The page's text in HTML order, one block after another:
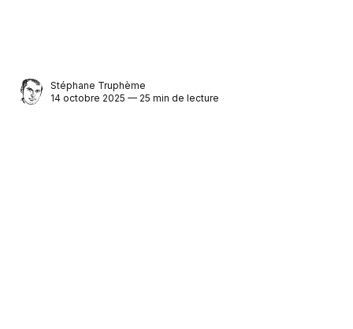
Stéphane Truphème
14 octobre 2025 — 25 min de lecture